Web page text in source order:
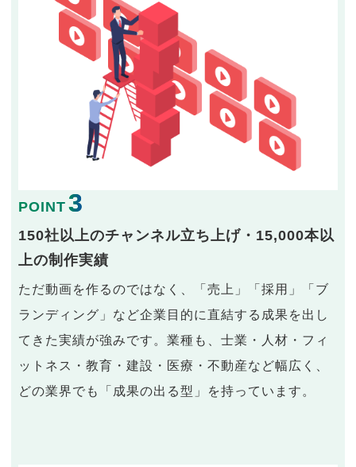
POINT 3
150社以上のチャンネル立ち上げ・15,000本以
上の制作実績
ただ動画を作るのではなく、「売上」「採用」「ブ
ランディング」など企業目的に直結する成果を出し
てきた実績が強みです。業種も、士業・人材・フィ
ットネス・教育・建設・医療・不動産など幅広く、
どの業界でも「成果の出る型」を持っています。